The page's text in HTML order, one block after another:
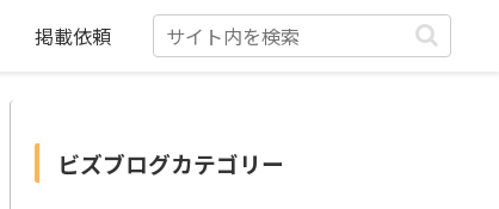
掲載依頼
ビズブログカテゴリー